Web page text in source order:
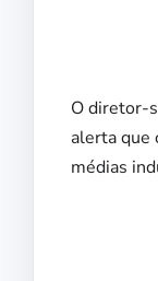
O diretor-
alerta que
médias